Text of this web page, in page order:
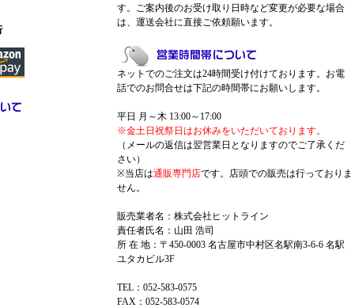
す。ご案内後のお受け取り日時など変更が必要な場合
は、運送会社に直接ご依頼願います。
ネットでのご注文は24時間受け付けております。お電
話でのお問合せは下記の時間帯にお願いします。
平日 月～木 13:00～17:00
※金土日祝祭日はお休みをいただいております。
（メールの返信は翌営業日となりますのでご了承くだ
さい）
※当店は通販専門店です。店頭での販売は行っておりま
せん。
販売業者名：株式会社ヒットライン
責任者氏名：山田 浩司
所 在 地：〒450-0003 名古屋市中村区名駅南3-6-6 名駅
ユタカビル3F
TEL：052-583-0575
FAX：052-583-0574